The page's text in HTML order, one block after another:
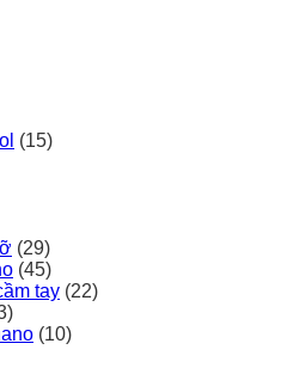
(15)
(29)
(45)
tay (22)
(10)